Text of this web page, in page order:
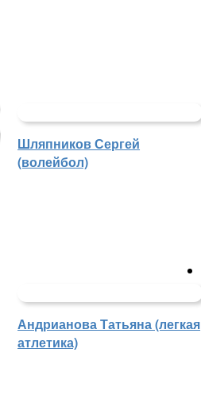
Шляпников Сергей
(волейбол)
Андрианова Татьяна (легкая
атлетика)